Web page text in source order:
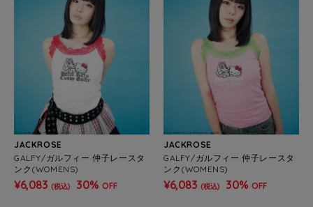
JACKROSE
GALFY/ガルフィー 仲子レースタ
ンク(WOMENS)
¥6,083 (税込) 30% OFF
JACKROSE
GALFY/ガルフィー 仲子レースタ
ンク(WOMENS)
¥6,083 (税込) 30% OFF